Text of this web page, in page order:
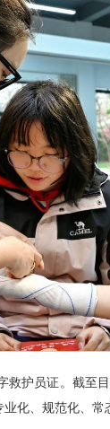
护员证。截至
化、规范化、常